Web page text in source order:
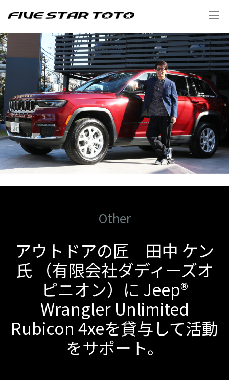
Other
アウトドアの匠 田中 ケン
氏 （有限会社ダディーズオ
ピニオン）に Jeep®
Wrangler Unlimited
Rubicon 4xeを貸与して活動
をサポート。